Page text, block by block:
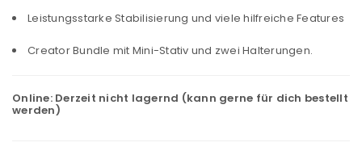
Leistungsstarke Stabilisierung und viele hilfreiche Features
Creator Bundle mit Mini-Stativ und zwei Halterungen.
Online: Derzeit nicht lagernd (kann gerne für dich bestellt
werden)